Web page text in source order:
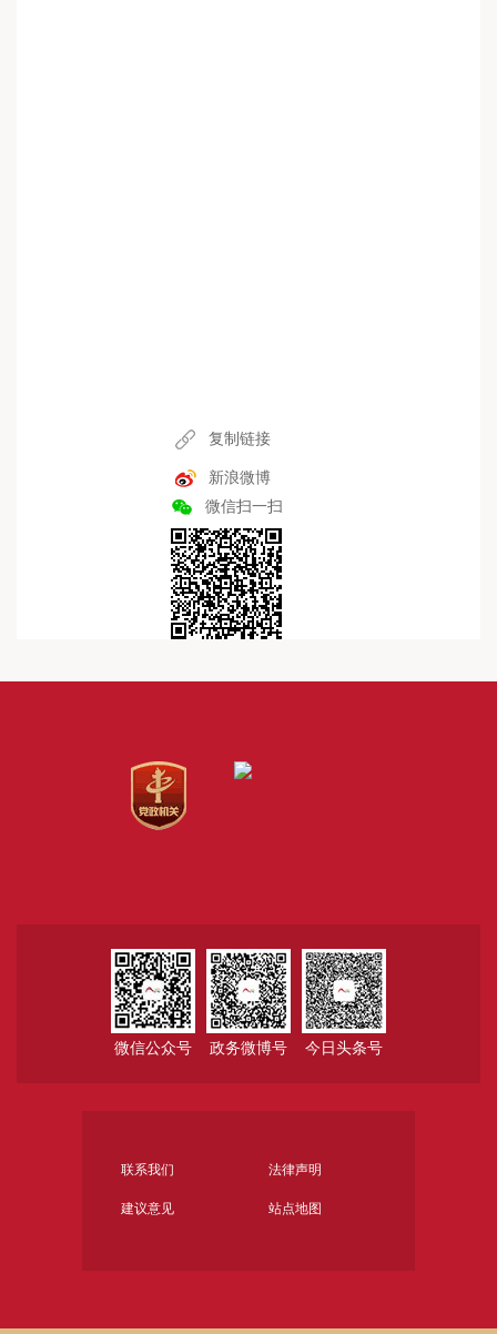
复制链接
新浪微博
微信扫一扫
微信公众号 政务微博号 今日头条号
联系我们 法律声明
建议意见 站点地图